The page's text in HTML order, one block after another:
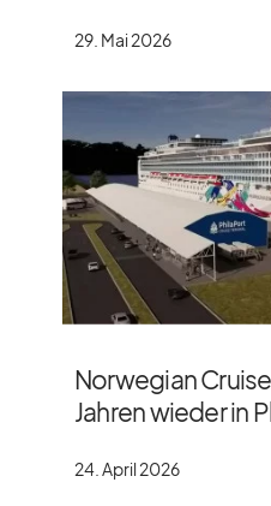
29. Mai 2026
Norwegian
Jahren wieder in
24. April 2026